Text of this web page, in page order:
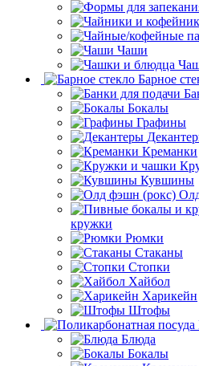
Чаши
Барное
Бокалы
Графины
Креманки
Кувшины
кружки
Рюмки
Стаканы
Стопки
Хайбол
Харикейн
Штофы
Блюда
Бокалы